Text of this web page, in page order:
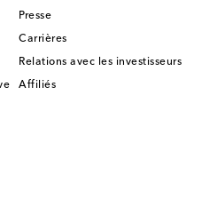
Presse
Carrières
Relations avec les investisseurs
Affiliés